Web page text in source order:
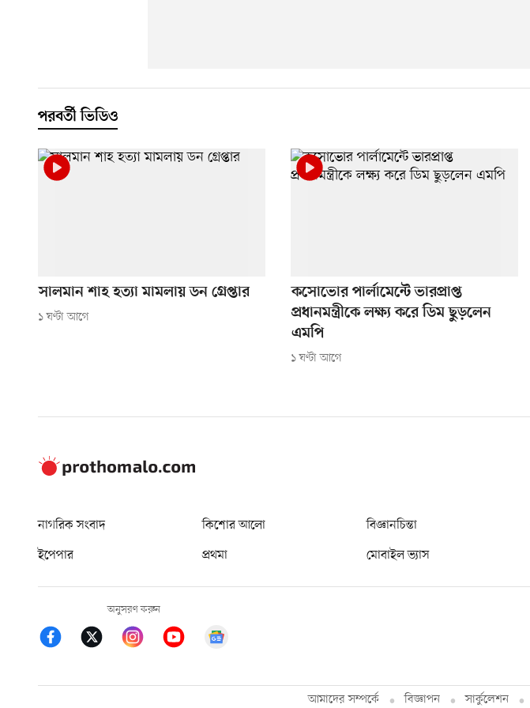
পরবর্তী ভিডিও
সালমান শাহ হত্যা মামলায় ডন গ্রেপ্তার
১ ঘণ্টা আগে
কসোভোর পার্লামেন্টে ভারপ্রাপ্ত
প্রধানমন্ত্রীকে লক্ষ্য করে ডিম ছুড়লেন
এমপি
১ ঘণ্টা আগে
নাগরিক সংবাদ কিশোর আলো বিজ্ঞানচিন্তা
ইপেপার
প্রথমা মোবাইল ভ্যাস
অনুসরণ করুন
আমাদের সম্পর্কে বিজ্ঞাপন সার্কুলেশন